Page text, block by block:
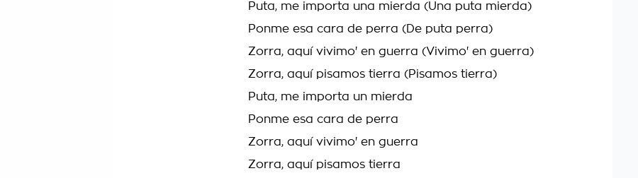
Puta, me importa una mierda (Una puta mierda)
Ponme esa cara de perra (De puta perra)
Zorra, aquí vivimo' en guerra (Vivimo' en guerra)
Zorra, aquí pisamos tierra (Pisamos tierra)
Puta, me importa un mierda
Ponme esa cara de perra
Zorra, aquí vivimo' en guerra
Zorra, aquí pisamos tierra